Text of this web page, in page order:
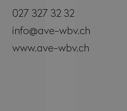
027 327 32 32
info@ave-wbv.ch
www.ave-wbv.ch